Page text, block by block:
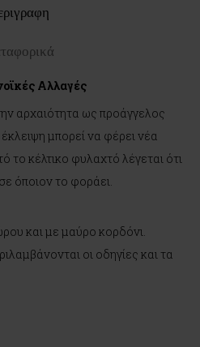
Αλλαγές
αρχαιότητα ως προάγγελος
μπορεί να φέρει νέα
το κέλτικο φυλαχτό λέγεται ότι
όποιον το φοράει.
και με μαύρο κορδόνι.
οι οδηγίες και τα